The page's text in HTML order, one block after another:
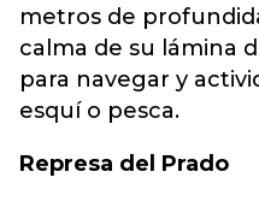
metros de
calma de su lámina
para navegar y
esquí o pesca.
Represa del Prado